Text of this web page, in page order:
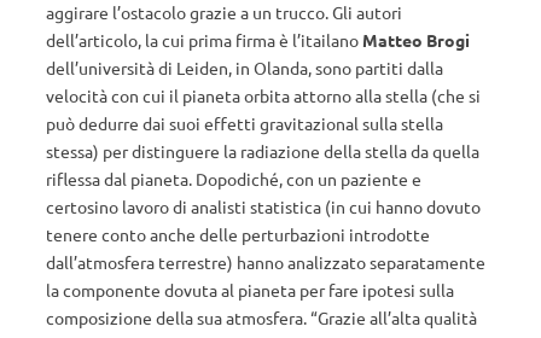
aggirare l’ostacolo grazie a un trucco. Gli autori
dell’articolo, la cui prima firma è l’itailano Matteo Brogi
dell’università di Leiden, in Olanda, sono partiti dalla
velocità con cui il pianeta orbita attorno alla stella (che si
può dedurre dai suoi effetti gravitazional sulla stella
stessa) per distinguere la radiazione della stella da quella
riflessa dal pianeta. Dopodiché, con un paziente e
certosino lavoro di analisti statistica (in cui hanno dovuto
tenere conto anche delle perturbazioni introdotte
dall’atmosfera terrestre) hanno analizzato separatamente
la componente dovuta al pianeta per fare ipotesi sulla
composizione della sua atmosfera. “Grazie all’alta qualità